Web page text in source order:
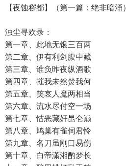
【夜蚀秽都】（第一篇：绝非暗涌）
浊尘寻欢录：
第一章、此地无银三百两
第二章、伊有利剑腹中藏
第三章、谁负昨夜纵酒歌
第四章、摧我未然焚我何
第五章、笑哀人魔两相当
第六章、流水尽付空一场
第七章、怙恶藏奸昆仑巅
第八章、鸠巢有雀伺君怜
第九章、名刀虽刚口易伤
第十章、白帝潇湘酌梦长